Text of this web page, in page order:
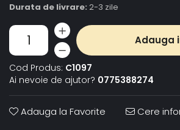
Durata de livrare: 2-3 zile
Adauga
Cod Produs: C1097
Ai nevoie de ajutor? 0775388274
Adauga la Favorite Cere